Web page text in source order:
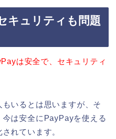
キュリティも問題
は安全で、セキュリティ
いるとは思いますが、そ
は安全にPayPayを使える
れています。